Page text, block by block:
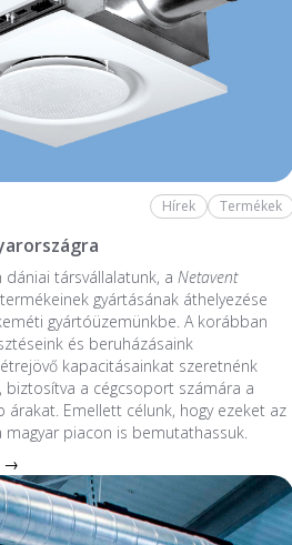
Hírek Termékek
dániai társvállalatunk, a Netavent
gyártásának áthelyezése
gyártóüzemünkbe. A korábban
és beruházásaink
kapacitásainkat szeretnénk
biztosítva a cégcsoport számára a
árakat. Emellett célunk, hogy ezeket az
magyar piacon is bemutathassuk.
→